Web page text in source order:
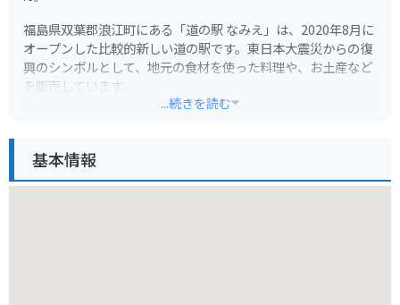
福島県双葉郡浪江町にある「道の駅 なみえ」は、2020年8月に
オープンした比較的新しい道の駅です。東日本大震災からの復
興のシンボルとして、地元の食材を使った料理や、お土産など
を販売しています。
また、道の駅に隣接して「なみえの記憶」と「東日本大震災・
...続きを読む
基本情報